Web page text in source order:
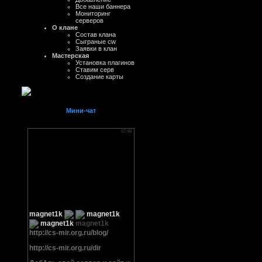
Все наши баннера
Мониторинг
серверов
О клане
Состав клана
Сыграные cw
Заявки в клан
Мастерская
Установка плагинов
Ставим серв
Создание карты
Мини-чат